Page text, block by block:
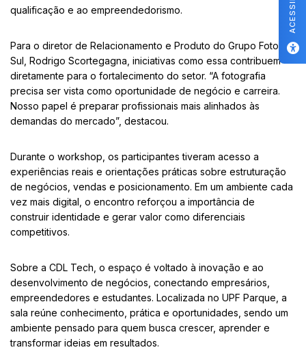
qualificação e ao empreendedorismo.
Para o diretor de Relacionamento e Produto do Grupo Foto
Sul, Rodrigo Scortegagna, iniciativas como essa contribuem
diretamente para o fortalecimento do setor. “A fotografia
precisa ser vista como oportunidade de negócio e carreira.
Nosso papel é preparar profissionais mais alinhados às
demandas do mercado”, destacou.
Durante o workshop, os participantes tiveram acesso a
experiências reais e orientações práticas sobre estruturação
de negócios, vendas e posicionamento. Em um ambiente cada
vez mais digital, o encontro reforçou a importância de
construir identidade e gerar valor como diferenciais
competitivos.
Sobre a CDL Tech, o espaço é voltado à inovação e ao
desenvolvimento de negócios, conectando empresários,
empreendedores e estudantes. Localizada no UPF Parque, a
sala reúne conhecimento, prática e oportunidades, sendo um
ambiente pensado para quem busca crescer, aprender e
transformar ideias em resultados.